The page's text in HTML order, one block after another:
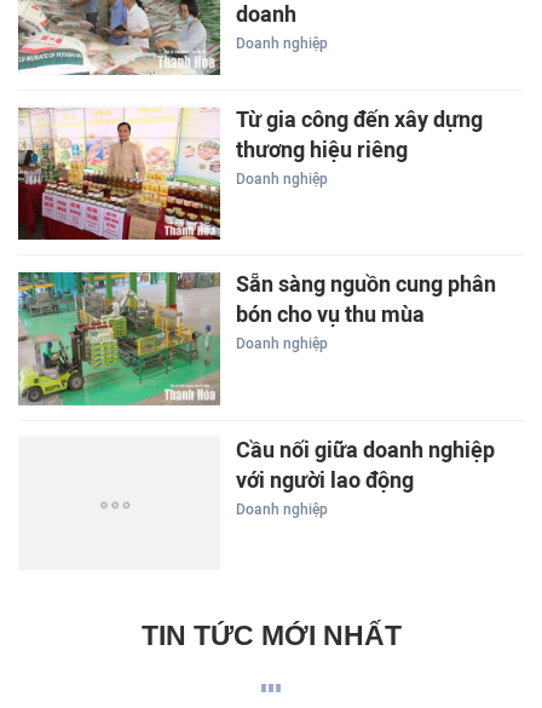
doanh
Doanh nghiệp
Từ gia công đến xây dựng
thương hiệu riêng
Doanh nghiệp
Sẵn sàng nguồn cung phân
bón cho vụ thu mùa
Doanh nghiệp
Cầu nối giữa doanh nghiệp
với người lao động
Doanh nghiệp
TIN TỨC MỚI NHẤT